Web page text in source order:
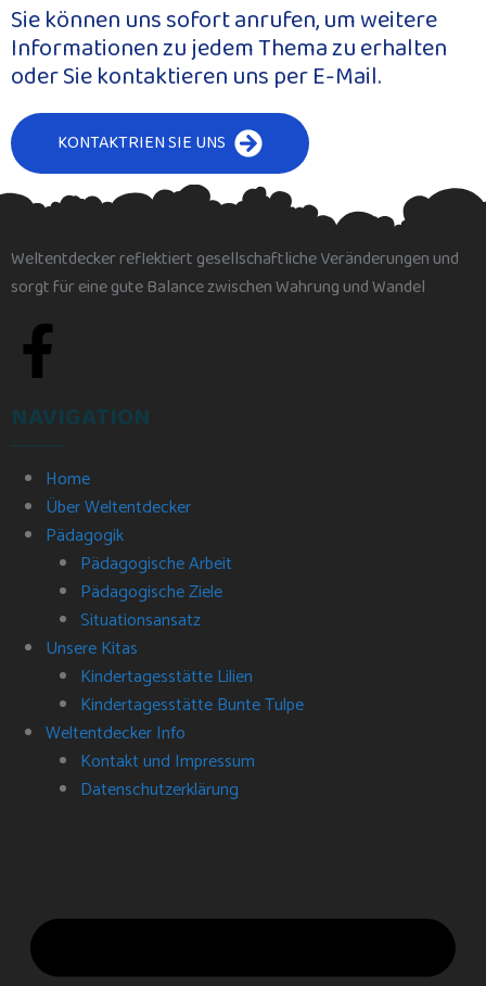
Sie können uns sofort anrufen, um weitere
Informationen zu jedem Thema zu erhalten
oder Sie kontaktieren uns per E-Mail.
KONTAKTRIEN SIE UNS
Weltentdecker reflektiert gesellschaftliche Veränderungen und
sorgt für eine gute Balance zwischen Wahrung und Wandel
NAVIGATION
Home
Über Weltentdecker
Pädagogik
Pädagogische Arbeit
Pädagogische Ziele
Situationsansatz
Unsere Kitas
Kindertagesstätte Lilien
Kindertagesstätte Bunte Tulpe
Weltentdecker Info
Kontakt und Impressum
Datenschutz­erklärung